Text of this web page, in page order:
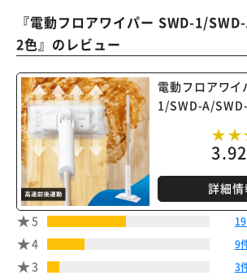
『電動フロアワイパー SWD-1/
2色』のレビュー
電動フロアワイ
1/SWD-A/
3.92
詳細情
5
4 9
3 3